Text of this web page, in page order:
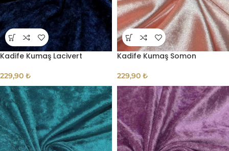
Kadife Kumaş Lacivert
229,90 ₺
Kadife Kumaş Somon
229,90 ₺